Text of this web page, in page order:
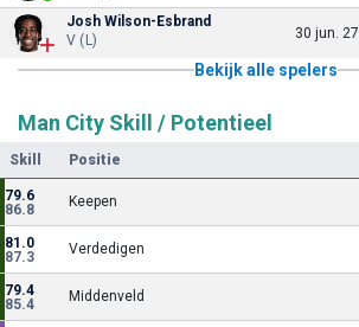
Josh Wilson-Esbrand
V (L)
30 jun. 27
Bekijk alle spelers
Man City Skill / Potentieel
Skill Positie
79.6
86.8
Keepen
81.0
87.3
Verdedigen
79.4
85.4
Middenveld